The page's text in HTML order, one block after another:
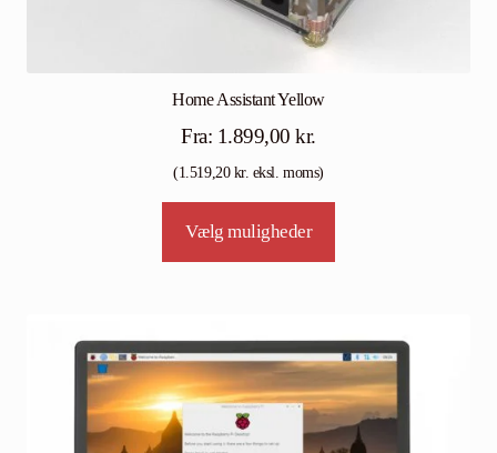
Home Assistant Yellow
Fra: 1.899,00kr.
(1.519,20kr. eksl. moms)
Vælg muligheder